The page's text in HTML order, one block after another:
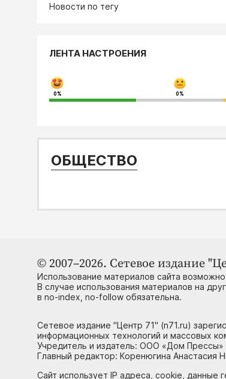
Новости по тегу
ЛЕНТА НАСТРОЕНИЯ
0% 0%
ОБЩЕСТВО
© 2007–2026. Сетевое издание
Использование материалов сайта
В случае использования материалов на
в no-index, no-follow обязательна.
Сетевое издание "Центр 71" (n71.ru)
информационных технологий и массовых
Учредитель и издатель: ООО «Дом Прессы»
Главный редактор: Коренюгина Анастасия
Сайт использует IP адреса, cookie, данные